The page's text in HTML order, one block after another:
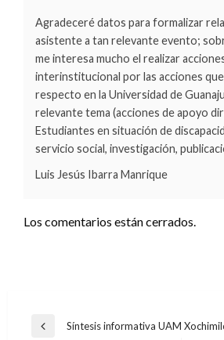
Agradeceré datos para formalizar
asistente a tan relevante evento;
me interesa mucho el realizar
interinstitucional por las acciones que
respecto en la Universidad de
relevante tema (acciones de apoyo
Estudiantes en situación de
servicio social, investigación,
Luis Jesús Ibarra Manrique
Los comentarios están cerrados.
Navegación
Entrada
Síntesis informativa UAM